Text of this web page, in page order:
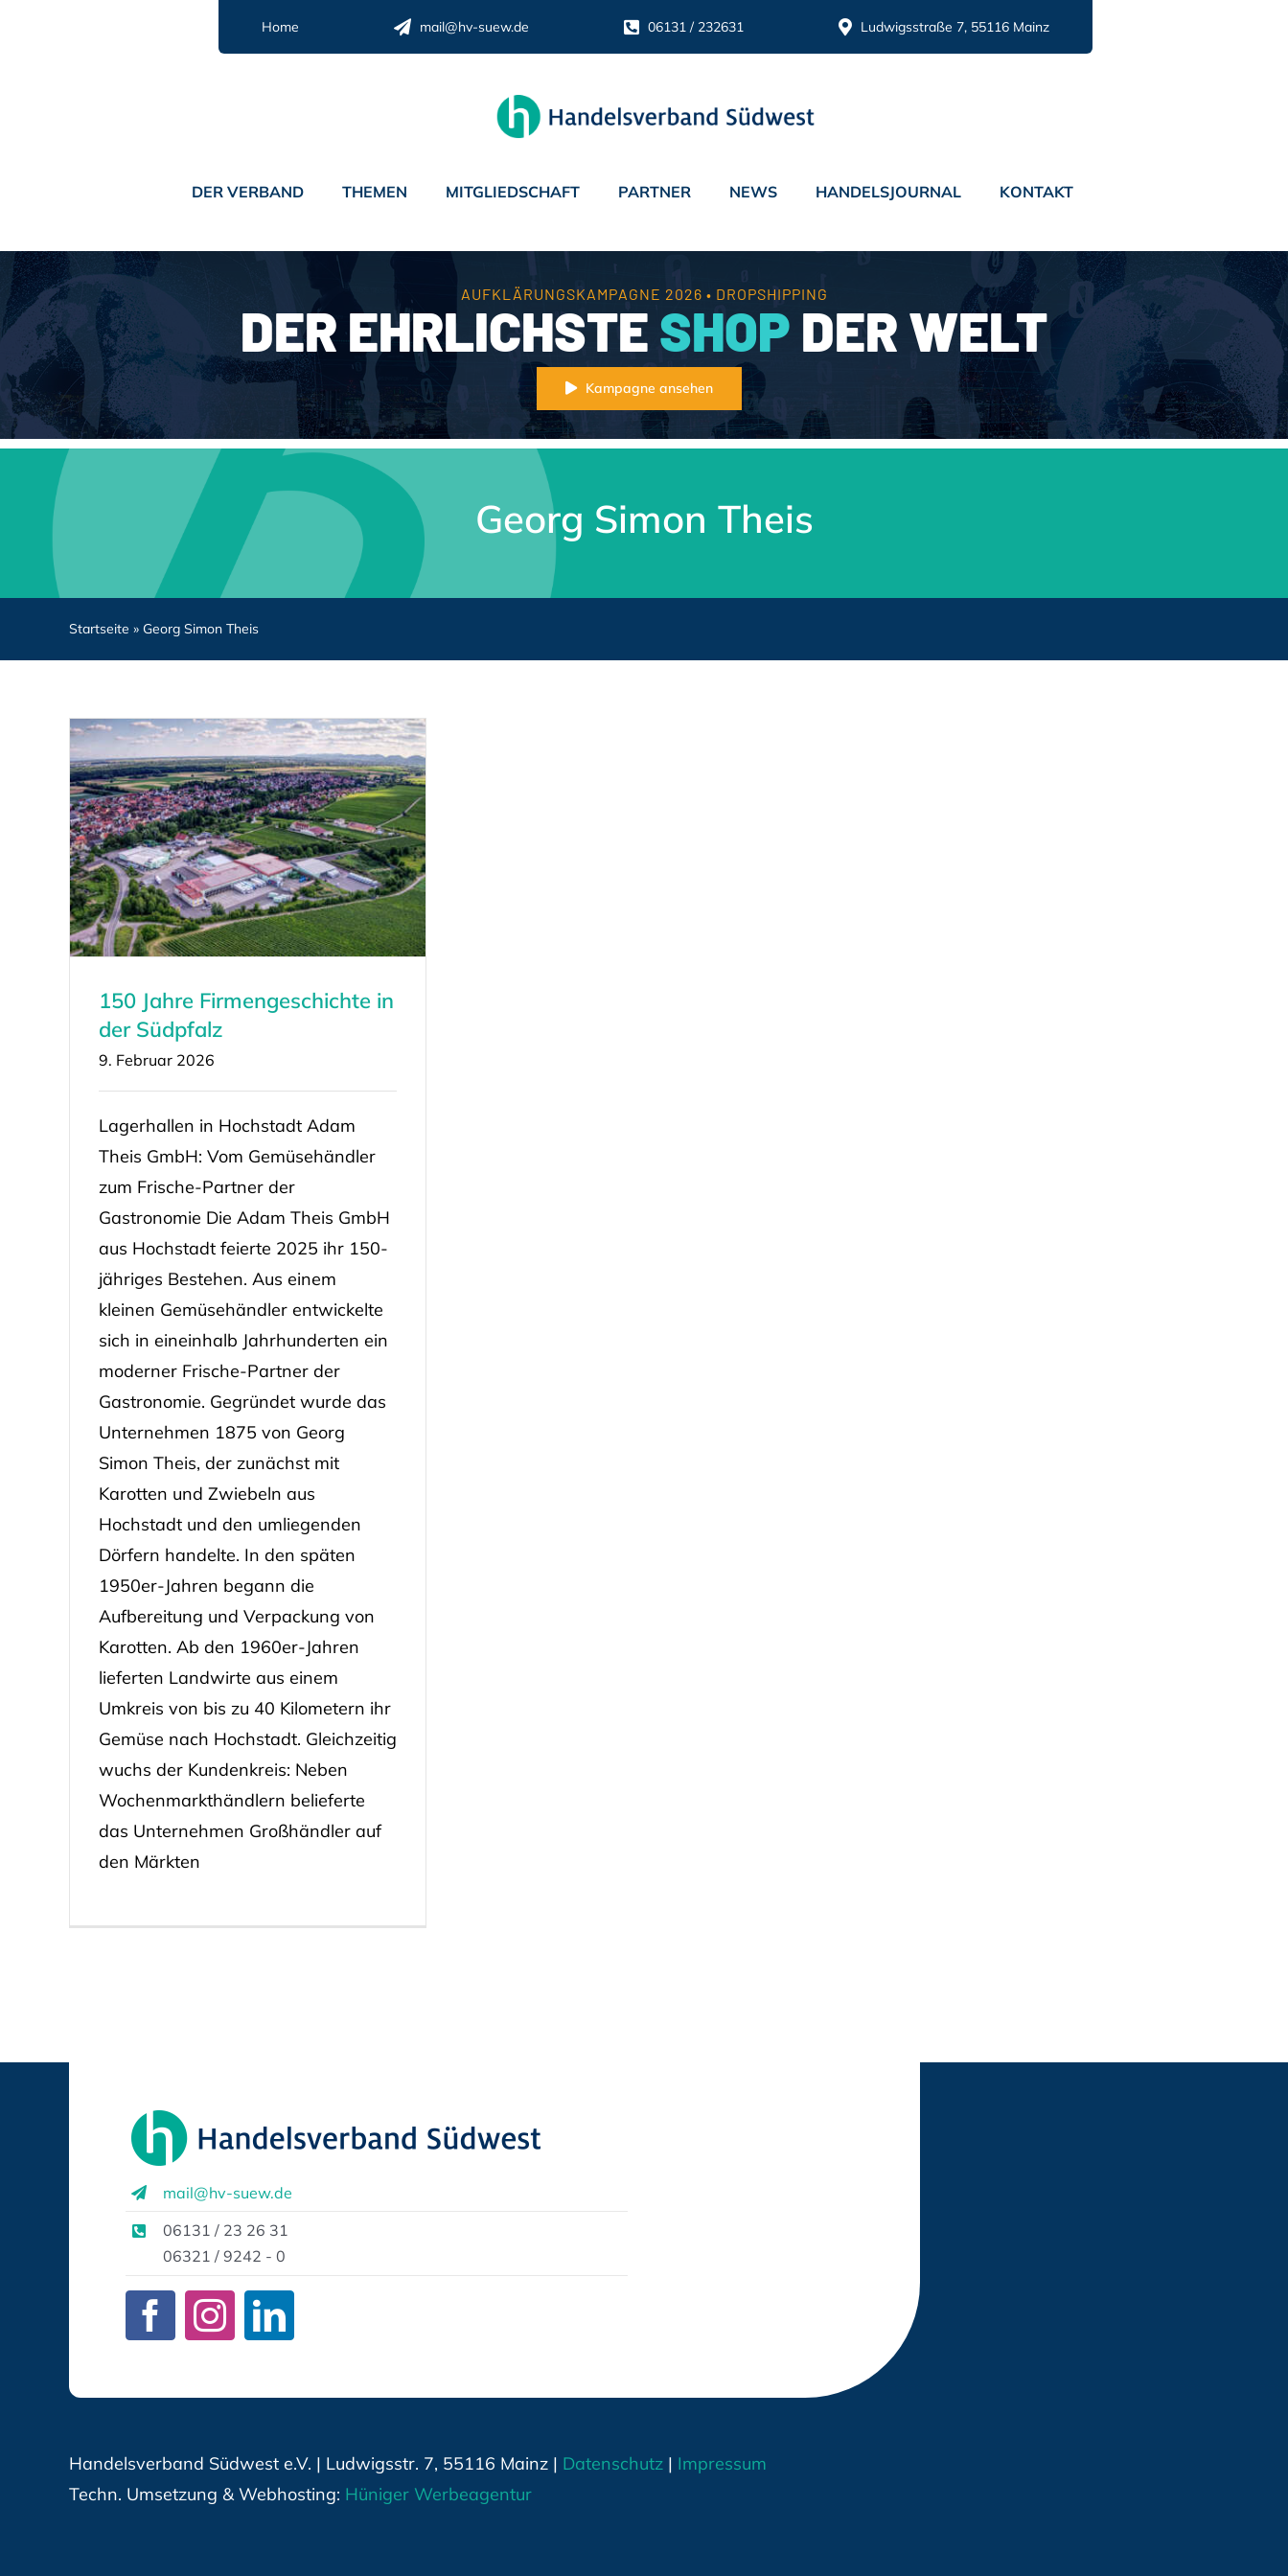
Home mail@hv-suew.de 06131 / 232631 Ludwigsstraße 7, 55116 Mainz
DER VERBAND THEMEN MITGLIEDSCHAFT PARTNER NEWS HANDELSJOURNAL KONTAKT
AUFKLÄRUNGSKAMPAGNE 2026 • DROPSHIPPING
DER EHRLICHSTESHOP DER WELT
Kampagne ansehen
Georg Simon Theis
Startseite » Georg Simon Theis
150 Jahre Firmengeschichte in
der Südpfalz
9. Februar 2026
Lagerhallen in Hochstadt Adam
Theis GmbH: Vom Gemüsehändler
zum Frische-Partner der
Gastronomie Die Adam Theis GmbH
aus Hochstadt feierte 2025 ihr 150-
jähriges Bestehen. Aus einem
kleinen Gemüsehändler entwickelte
sich in eineinhalb Jahrhunderten ein
moderner Frische-Partner der
Gastronomie. Gegründet wurde das
Unternehmen 1875 von Georg
Simon Theis, der zunächst mit
Karotten und Zwiebeln aus
Hochstadt und den umliegenden
Dörfern handelte. In den späten
1950er-Jahren begann die
Aufbereitung und Verpackung von
Karotten. Ab den 1960er-Jahren
lieferten Landwirte aus einem
Umkreis von bis zu 40 Kilometern ihr
Gemüse nach Hochstadt. Gleichzeitig
wuchs der Kundenkreis: Neben
Wochenmarkthändlern belieferte
das Unternehmen Großhändler auf
den Märkten
mail@hv-suew.de
06131 / 23 26 31
06321 / 9242 - 0
Handelsverband Südwest e.V. | Ludwigsstr. 7, 55116 Mainz | Datenschutz| Impressum
Techn. Umsetzung & Webhosting: Hüniger Werbeagentur